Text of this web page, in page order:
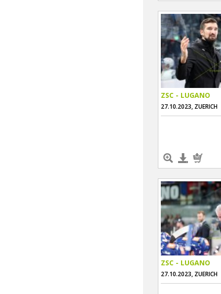
ZSC - LUGANO
27.10.2023, ZUERICH
ZSC - LUGANO
27.10.2023, ZUERICH